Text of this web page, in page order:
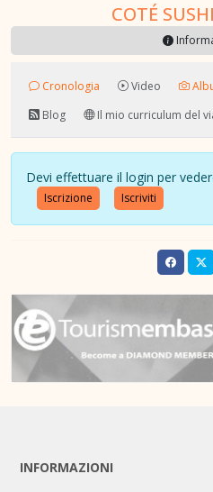
COTÉ
Cronologia Video
Blog
Il mio curriculum del
Devi effettuare il login per
Iscrizione Iscriviti
INFORMAZIONI